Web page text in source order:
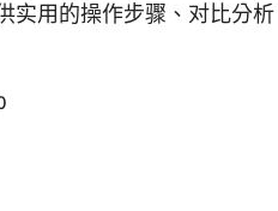
用的操作步骤、对比分